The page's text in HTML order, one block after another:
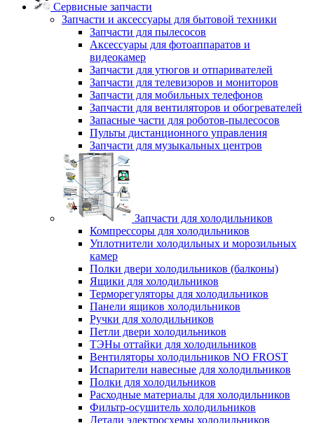
Сервисные запчасти
Запчасти и аксессуары для бытовой техники
Запчасти для пылесосов
Аксессуары для фотоаппаратов и
видеокамер
Запчасти для утюгов и отпаривателей
Запчасти для телевизоров и мониторов
Запчасти для мобильных телефонов
Запчасти для вентиляторов и обогревателей
Запасные части для роботов-пылесосов
Пульты дистанционного управления
Запчасти для музыкальных центров
Запчасти для холодильников
Компрессоры для холодильников
Уплотнители холодильных и морозильных
камер
Полки двери холодильников (балконы)
Ящики для холодильников
Терморегуляторы для холодильников
Панели ящиков холодильников
Ручки для холодильников
Петли двери холодильников
ТЭНы оттайки для холодильников
Вентиляторы холодильников NO FROST
Испарители навесные для холодильников
Полки для холодильников
Расходные материалы для холодильников
Фильтр-осушитель холодильников
Детали электросхемы холодильников